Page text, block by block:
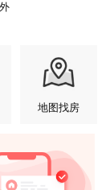
地图找房